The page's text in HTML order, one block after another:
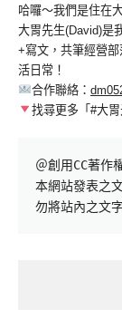
哈囉～我們是住在
大胃先生(David)是
+寫文，共筆經營
活日常！
合作聯絡：
找尋更多「#大
＠創用CC著作
本網站發表之
勿將站內之文